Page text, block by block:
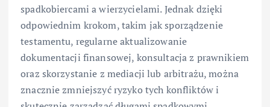
spadkobiercami a wierzycielami. Jednak dzięki
odpowiednim krokom, takim jak sporządzenie
testamentu, regularne aktualizowanie
dokumentacji finansowej, konsultacja z prawnikiem
oraz skorzystanie z mediacji lub arbitrażu, można
znacznie zmniejszyć ryzyko tych konfliktów i